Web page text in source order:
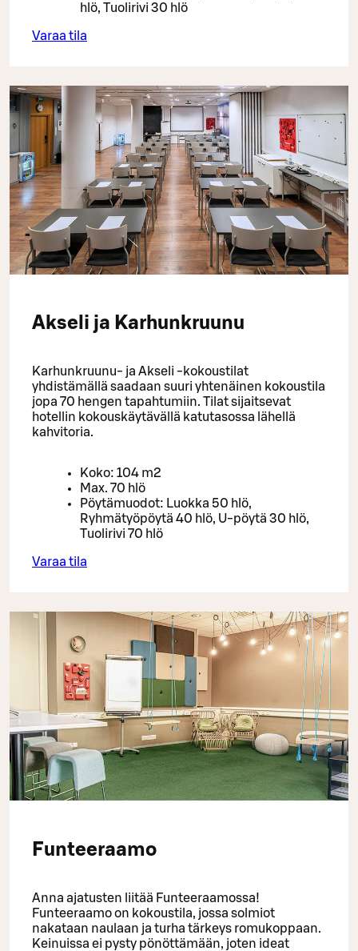
hlö, Tuolirivi 30 hlö
Varaa tila
Akseli ja Karhunkruunu
Karhunkruunu- ja Akseli -kokoustilat
yhdistämällä saadaan suuri yhtenäinen kokoustila
jopa 70 hengen tapahtumiin. Tilat sijaitsevat
hotellin kokouskäytävällä katutasossa lähellä
kahvitoria.
Koko: 104 m2
Max. 70 hlö
Pöytämuodot: Luokka 50 hlö,
Ryhmätyöpöytä 40 hlö, U-pöytä 30 hlö,
Tuolirivi 70 hlö
Varaa tila
Funteeraamo
Anna ajatusten liitää Funteeraamossa!
Funteeraamo on kokoustila, jossa solmiot
nakataan naulaan ja turha tärkeys romukoppaan.
Keinuissa ei pysty pönöttämään, joten ideat